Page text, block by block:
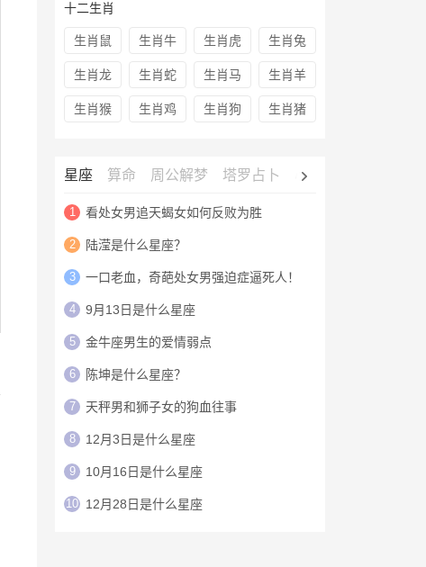
十二生肖
生肖鼠 生肖牛 生肖虎 生肖兔
生肖龙 生肖蛇 生肖马 生肖羊
生肖猴 生肖鸡 生肖狗 生肖猪
星座 算命 周公解梦 塔罗占卜 心理测试
1 看处女男追天蝎女如何反败为胜
2 陆滢是什么星座？
3 一口老血，奇葩处女男强迫症逼死人！
4 9月13日是什么星座
5 金牛座男生的爱情弱点
6 陈坤是什么星座？
7 天秤男和狮子女的狗血往事
8 12月3日是什么星座
9 10月16日是什么星座
10 12月28日是什么星座